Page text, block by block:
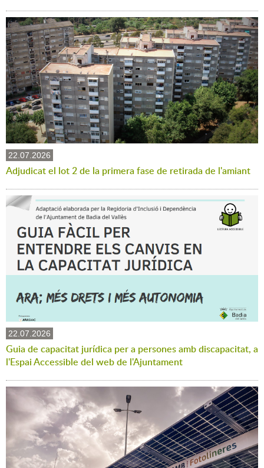
22.07.2026
Adjudicat el lot 2 de la primera fase de retirada de l'amiant
22.07.2026
Guia de capacitat jurídica per a persones amb discapacitat, a
l'Espai Accessible del web de l'Ajuntament